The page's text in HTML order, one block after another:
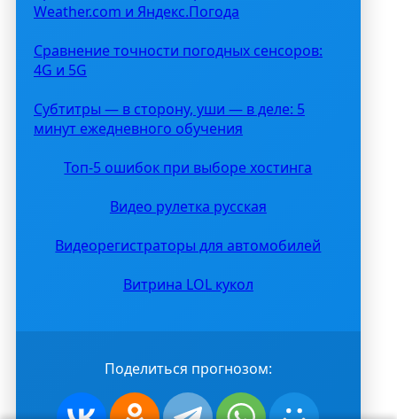
Weather.com и Яндекс.Погода
Сравнение точности погодных сенсоров:
4G и 5G
Субтитры — в сторону, уши — в деле: 5
минут ежедневного обучения
Топ-5 ошибок при выборе хостинга
Видео рулетка русская
Видеорегистраторы для автомобилей
Витрина LOL кукол
Поделиться прогнозом: